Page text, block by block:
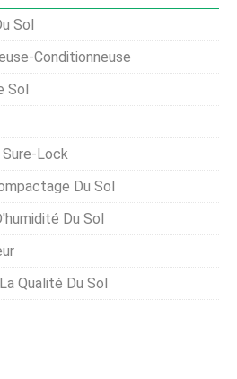
Sol
Conditionneuse
Sol
Lock
Du Sol
Du Sol
Qualité Du Sol